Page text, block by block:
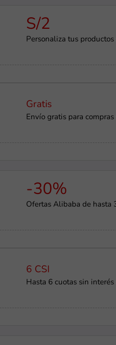
S/2
Personaliza tus productos
Gratis
Envío gratis para
-30%
Ofertas Alibaba de hasta
6 CSI
Hasta 6 cuotas sin interés